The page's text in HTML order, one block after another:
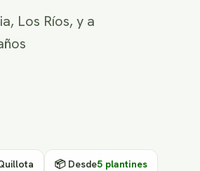
Los Ríos, y a
📦 Desde5 plantines